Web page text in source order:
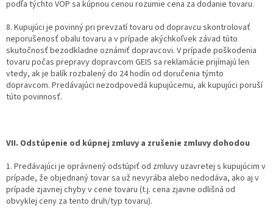
podľa týchto VOP sa kúpnou cenou rozumie cena za dodanie tovaru.
8. Kupujúci je povinný pri prevzatí tovaru od dopravcu skontrolovať
neporušenosť obalu tovaru a v prípade akýchkoľvek závad túto
skutočnosť bezodkladne oznámiť dopravcovi. V prípade poškodenia
tovaru počas prepravy dopravcom GEIS sa reklamácie prijímajú len
vtedy, ak je balík rozbalený do 24 hodín od doručenia týmto
dopravcom. Predávajúci nezodpovedá kupujúcemu, ak kupujúci poruší
túto povinnosť.
VII. Odstúpenie od kúpnej zmluvy a zrušenie zmluvy dohodou
1. Predávajúci je oprávnený odstúpiť od zmluvy uzavretej s kupujúcim v
prípade, že objednaný tovar sa už nevyrába alebo nedodáva, ako aj v
prípade zjavnej chyby v cene tovaru (t.j. cena zjavne odlišná od
obvyklej ceny za tento druh/typ tovaru).